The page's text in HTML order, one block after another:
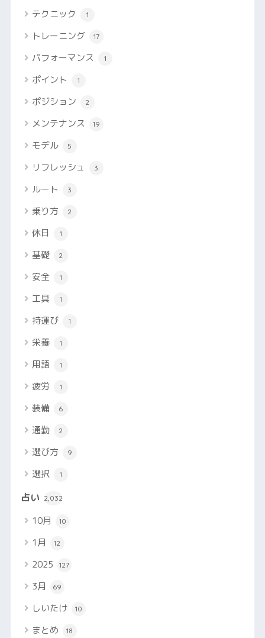
テクニック 1
トレーニング 17
パフォーマンス 1
ポイント 1
ポジション 2
メンテナンス 19
モデル 5
リフレッシュ 3
ルート 3
乗り方 2
休日 1
基礎 2
安全 1
工具 1
持運び 1
栄養 1
用語 1
疲労 1
装備 6
通勤 2
選び方 9
選択 1
占い 2,032
10月 10
1月 12
2025 127
3月 69
しいたけ 10
まとめ 18